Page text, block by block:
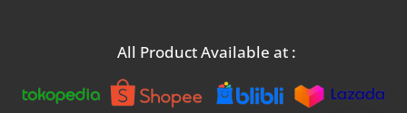
All Product Available at :